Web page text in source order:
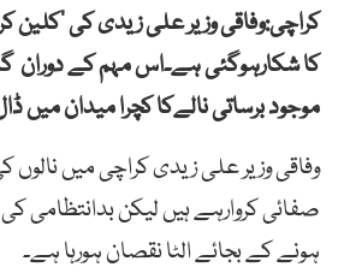
کراچی:وفاقی وزیر علی زیدی کی ’کلین
کا شکارہوگئی ہے۔اس مہم کے دوران
موجود برساتی نالےکا کچرا میدان میں
وفاقی وزیر علی زیدی کراچی میں نالوں
صفائی کروارہے ہیں لیکن بدانتظامی
ہونے کے بجائے الٹا نقصان ہورہا ہے۔